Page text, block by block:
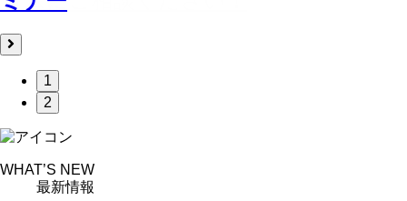
1
2
WHAT’S NEW
最新情報